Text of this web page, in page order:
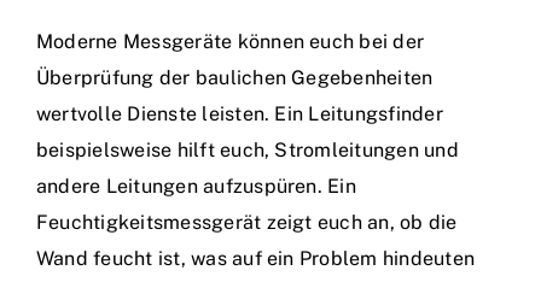
Moderne Messgeräte können euch bei der
Überprüfung der baulichen Gegebenheiten
wertvolle Dienste leisten. Ein Leitungsfinder
beispielsweise hilft euch, Stromleitungen und
andere Leitungen aufzuspüren. Ein
Feuchtigkeitsmessgerät zeigt euch an, ob die
Wand feucht ist, was auf ein Problem hindeuten